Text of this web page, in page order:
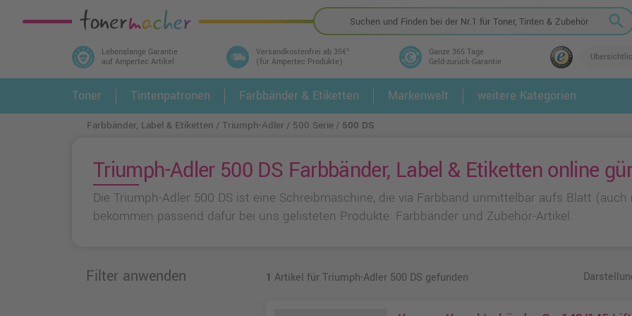
search
Lebenslange Garantie
auf Ampertec Artikel
Versandkostenfrei ab 35€¹
(für Ampertec Produkte)
Ganze 365 Tage
Geld-zurück-Garantie
In 3 einfachen Schritten ihr Druckermodell
und alle dazu passenden Artikel finden ➤ 1. 2.
Toner Tintenpatronen Farbbänder & Etiketten Markenwelt weitere Kategorien
Farbbänder, Label & Etiketten Triumph-Adler 500 Serie 500 DS
Triumph-Adler 500 DS Farbbänder, Label & Etiketten online
Die Triumph-Adler 500 DS ist eine Schreibmaschine, die via Farbband unmittelbar aufs Blatt
bekommen passend dafür bei uns gelisteten Produkte: Farbbänder und Zubehör-Artikel.
Filter anwenden 1 Artikel für Triumph-Adler 500 DS gefunden